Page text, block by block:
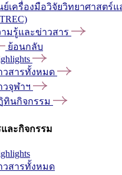
ย์เครื่องมือวิจัยวิทยาศาสตร์แ
มรู้และข่าวสาร
ย้อนกลับ
วสารทั้งหมด
วจุฬาฯ
ทินกิจกรรม
ละกิจกรรม
วสารทั้งหมด